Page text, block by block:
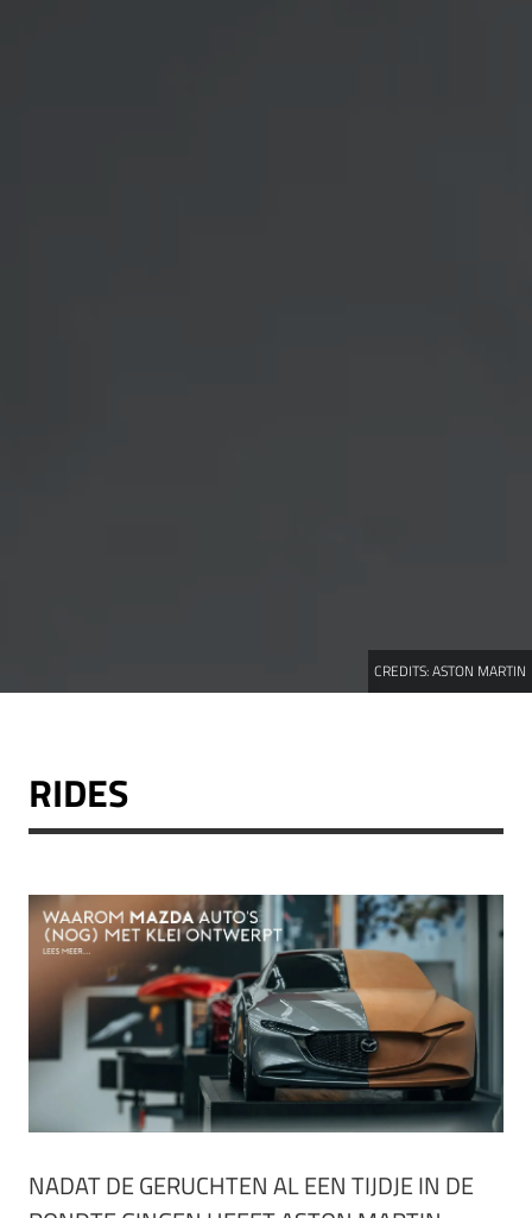
CREDITS:ASTON MARTIN
RIDES
NADAT DE GERUCHTEN AL EEN TIJDJE IN DE